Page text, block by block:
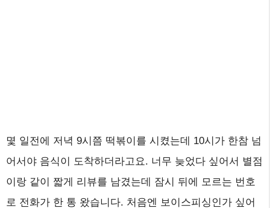
몇 일전에 저녁 9시쯤 떡볶이를 시켰는데 10시가 한참 넘
어서야 음식이 도착하더라고요. 너무 늦었다 싶어서 별점
이랑 같이 짧게 리뷰를 남겼는데 잠시 뒤에 모르는 번호
로 전화가 한 통 왔습니다. 처음엔 보이스피싱인가 싶어